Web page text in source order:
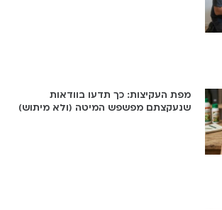
מפת העקיצות: כך תדעו בוודאות
שנעקצתם מפשפש המיטה (ולא מיתוש)